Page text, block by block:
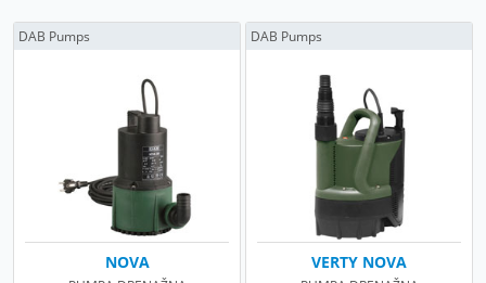
NOVA
DAB Pumps
VERTY NOVA
DAB Pumps